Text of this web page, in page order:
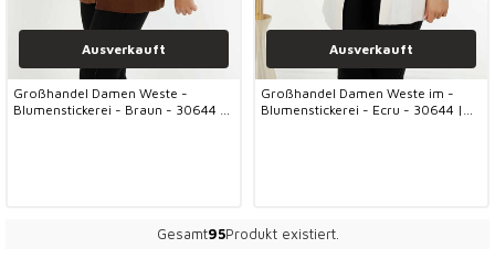
Ausverkauft
Großhandel Damen Weste -
Blumenstickerei - Braun - 30644 |
Ausverkauft
Großhandel Damen Weste im -
Blumenstickerei - Ecru - 30644 |
Gesamt95Produkt existiert.